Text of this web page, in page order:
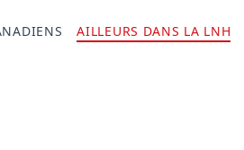
AILLEURS DANS LA LNH